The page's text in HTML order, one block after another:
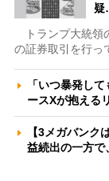
トランプ大統領
の証券取引を行っ
「いつ暴発し
ースXが抱える
【3メガバンク
益続出の一方